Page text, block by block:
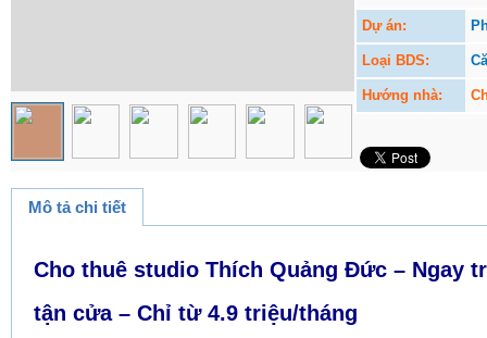
Dự án:
Loại BDS:
Hướng nhà:
Mô tả chi tiết
Cho thuê studio Thích Quảng Đức – Ngay
tận cửa – Chỉ từ 4.9 triệu/tháng